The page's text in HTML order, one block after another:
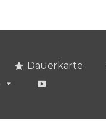
Dauerkarte